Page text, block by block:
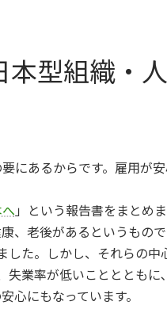
型組織・
にあるからです。雇用が
」という報告書をまとめ
、老後があるというもの
た。しかし、それらの
業率が低いこととともに
心にもなっています。